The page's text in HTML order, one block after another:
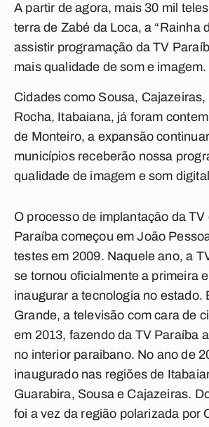
A partir de agora, mais 30 mil
terra de Zabé da Loca, a “Rainha
assistir programação da TV
mais qualidade de som e imagem.
Cidades como Sousa, Cajazeiras,
Rocha, Itabaiana, já foram
de Monteiro, a expansão
municípios receberão nossa
qualidade de imagem e som
O processo de implantação da TV
Paraíba começou em João
testes em 2009. Naquele ano, a
se tornou oficialmente a primeira
inaugurar a tecnologia no estado.
Grande, a televisão com cara de
em 2013, fazendo da TV Paraíba
no interior paraibano. No ano de
inaugurado nas regiões de
Guarabira, Sousa e Cajazeiras.
foi a vez da região polarizada por